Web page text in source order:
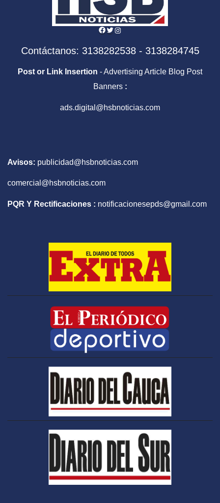
Facebook
Twitter
Instagram
Contáctanos: 3138282538 - 3138284745
Post or Link Insertion - Advertising Article Blog Post
Banners :
ads.digital@hsbnoticias.com
Avisos: publicidad@hsbnoticias.com
comercial@hsbnoticias.com
PQR Y Rectificaciones : notificacionesepds@gmail.com